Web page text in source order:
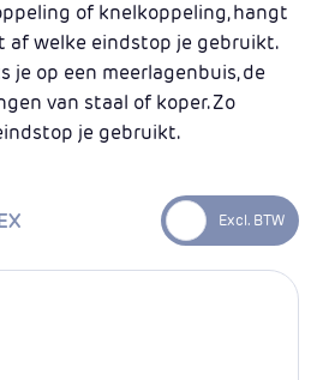
of knelkoppeling, hangt
af welke eindstop je gebruikt.
je op een meerlagenbuis, de
van staal of koper. Zo
je gebruikt.